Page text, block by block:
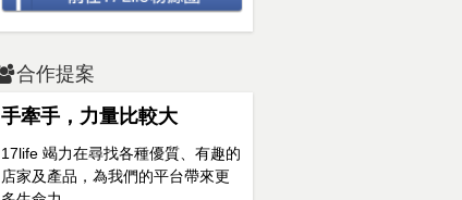
合作提案
手牽手，力量比較大
17life 竭力在尋找各種優質、有趣的
店家及產品，為我們的平台帶來更